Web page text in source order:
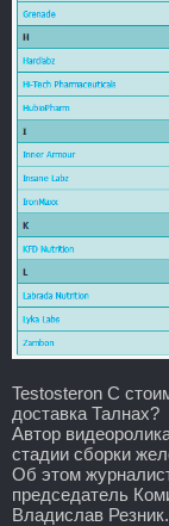
Testosteron C
доставка Талнах?
Автор
стадии сборки
Об этом
председатель
Владислав Резник.